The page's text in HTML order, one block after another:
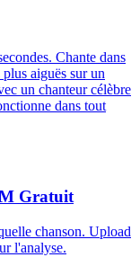
Chante dans
aiguës sur un
un chanteur célèbre
dans tout
Gratuit
chanson. Upload
l'analyse.